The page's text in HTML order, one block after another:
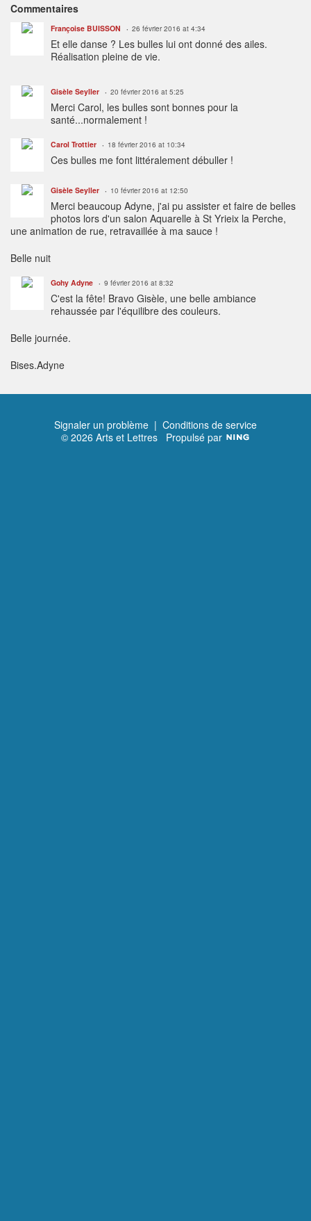
Commentaires
Françoise BUISSON 26 février 2016 at 4:34
Et elle danse ? Les bulles lui ont donné des ailes.
Réalisation pleine de vie.
Gisèle Seyller 20 février 2016 at 5:25
Merci Carol, les bulles sont bonnes pour la
santé...normalement !
Carol Trottier 18 février 2016 at 10:34
Ces bulles me font littéralement débuller !
Gisèle Seyller 10 février 2016 at 12:50
Merci beaucoup Adyne, j'ai pu assister et faire de belles
photos lors d'un salon Aquarelle à St Yrieix la Perche,
une animation de rue, retravaillée à ma sauce !
Belle nuit
Gohy Adyne 9 février 2016 at 8:32
C'est la fête! Bravo Gisèle, une belle ambiance
rehaussée par l'équilibre des couleurs.
Belle journée.
Bises.Adyne
Signaler un problème | Conditions de service
© 2026 Arts et Lettres Propulsé par